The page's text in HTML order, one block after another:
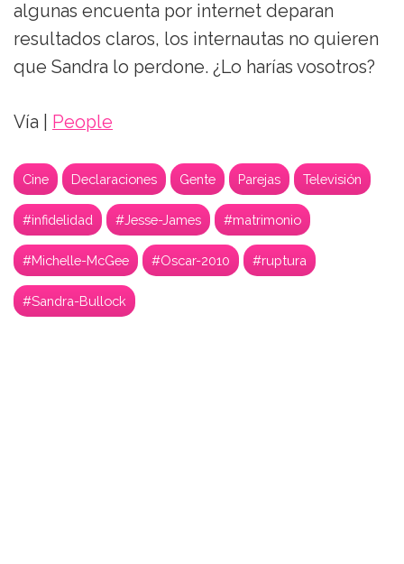
algunas encuenta por internet deparan
resultados claros, los internautas no quieren
que Sandra lo perdone. ¿Lo harías vosotros?
Vía | People
Cine Declaraciones Gente Parejas Televisión
#infidelidad #Jesse-James #matrimonio
#Michelle-McGee #Oscar-2010 #ruptura
#Sandra-Bullock